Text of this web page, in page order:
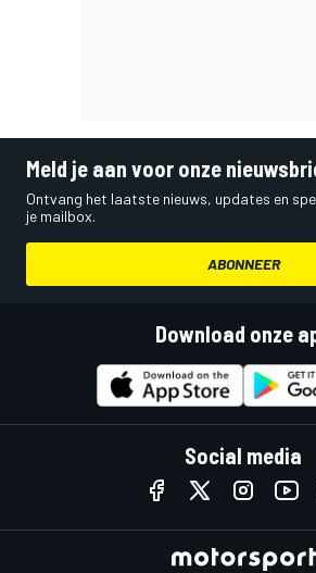
Meld je aan voor onze
Ontvang het laatste nieuws, updates en
je mailbox.
ABONNEER
Download onze
Social media